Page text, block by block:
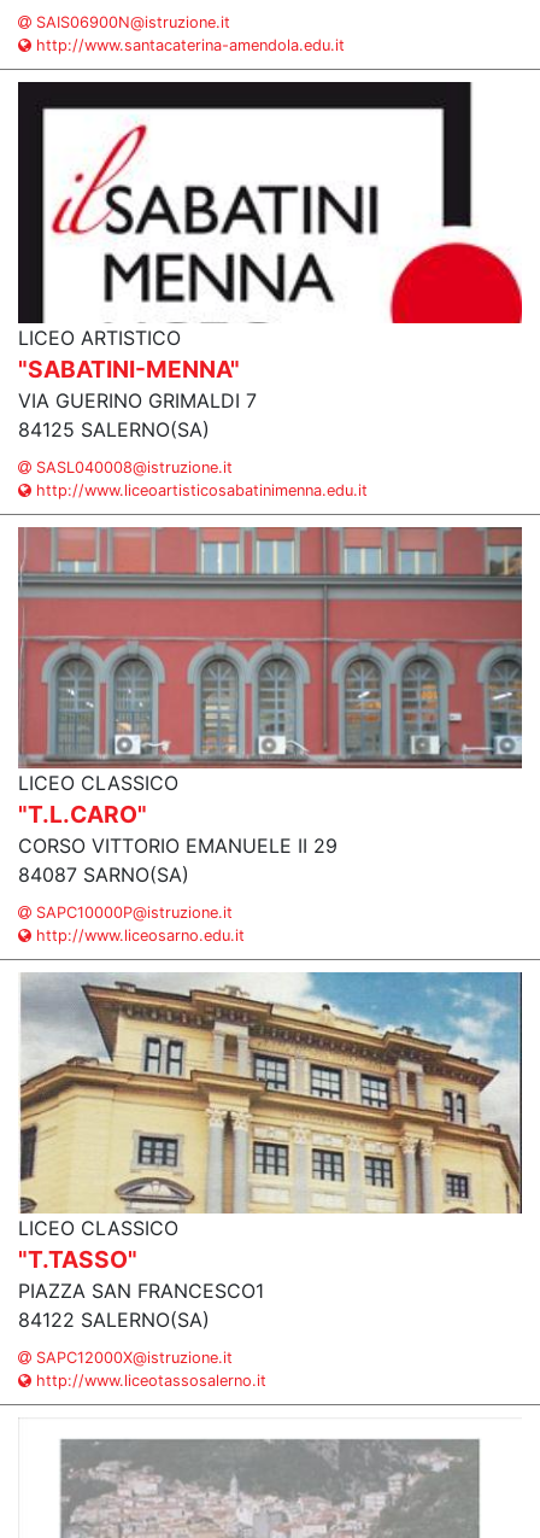
SAIS06900N@istruzione.it
http://www.santacaterina-amendola.edu.it
LICEO ARTISTICO
"SABATINI-MENNA"
VIA GUERINO GRIMALDI 7
84125 SALERNO(SA)
SASL040008@istruzione.it
http://www.liceoartisticosabatinimenna.edu.it
LICEO CLASSICO
"T.L.CARO"
CORSO VITTORIO EMANUELE II 29
84087 SARNO(SA)
SAPC10000P@istruzione.it
http://www.liceosarno.edu.it
LICEO CLASSICO
"T.TASSO"
PIAZZA SAN FRANCESCO1
84122 SALERNO(SA)
SAPC12000X@istruzione.it
http://www.liceotassosalerno.it